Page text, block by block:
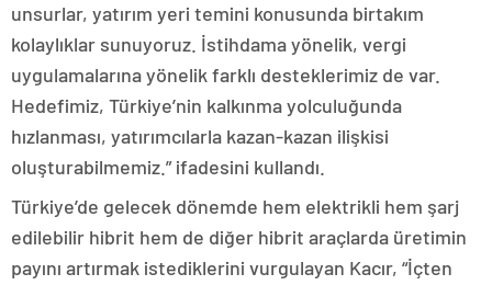
unsurlar, yatırım yeri temini konusunda birtakım
kolaylıklar sunuyoruz. İstihdama yönelik, vergi
uygulamalarına yönelik farklı desteklerimiz de var.
Hedefimiz, Türkiye’nin kalkınma yolculuğunda
hızlanması, yatırımcılarla kazan-kazan ilişkisi
oluşturabilmemiz.” ifadesini kullandı.
Türkiye’de gelecek dönemde hem elektrikli hem şarj
edilebilir hibrit hem de diğer hibrit araçlarda üretimin
payını artırmak istediklerini vurgulayan Kacır, “İçten